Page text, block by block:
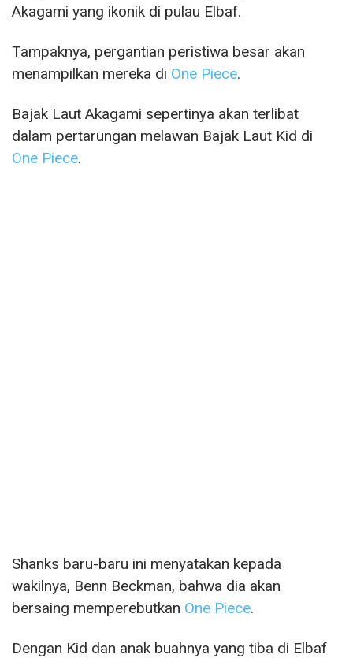
Akagami yang ikonik di pulau Elbaf.
Tampaknya, pergantian peristiwa besar akan
menampilkan mereka di One Piece.
Bajak Laut Akagami sepertinya akan terlibat
dalam pertarungan melawan Bajak Laut Kid di
One Piece.
Shanks baru-baru ini menyatakan kepada
wakilnya, Benn Beckman, bahwa dia akan
bersaing memperebutkan One Piece.
Dengan Kid dan anak buahnya yang tiba di Elbaf